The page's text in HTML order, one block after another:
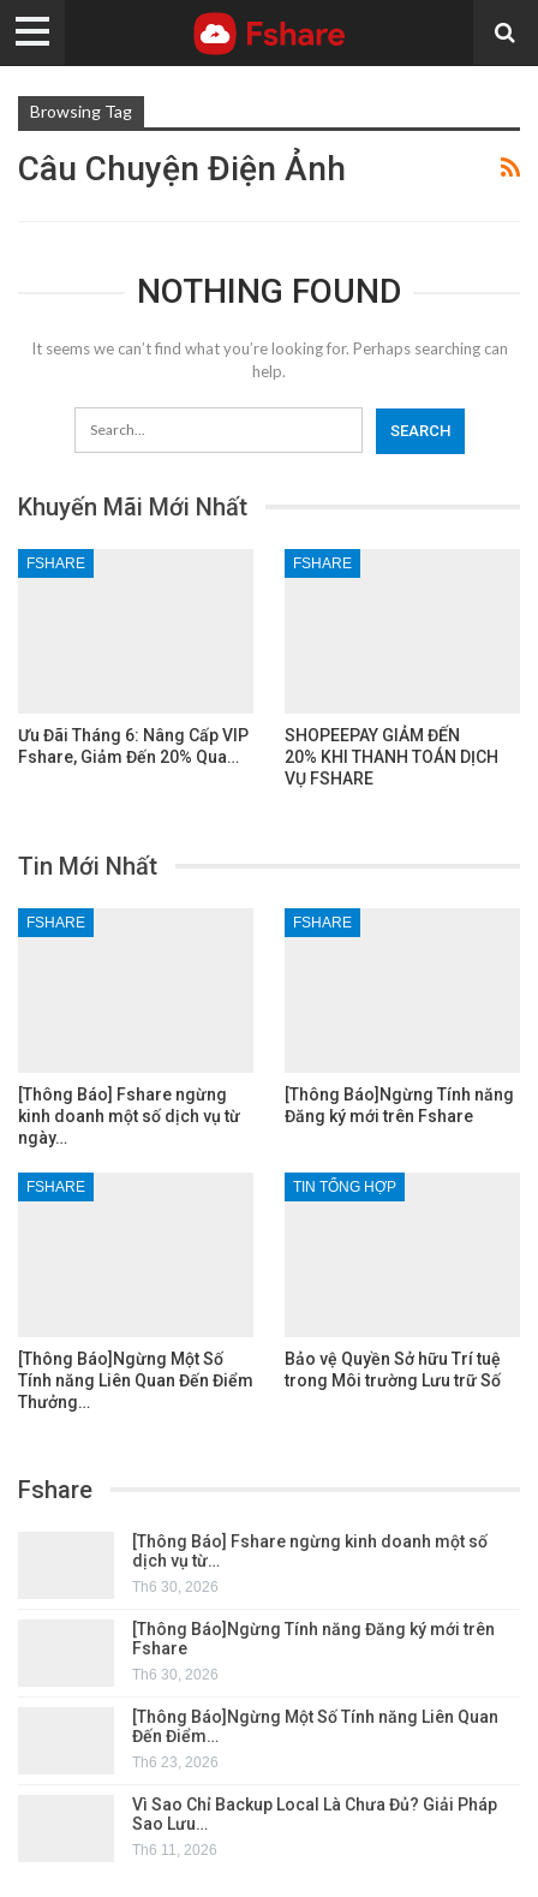
Browsing Tag
Câu Chuyện Điện Ảnh
NOTHING FOUND
It seems we can’t find what you’re looking for. Perhaps searching can
help.
Khuyến Mãi Mới Nhất
FSHARE
Ưu Đãi Tháng 6: Nâng Cấp VIP
Fshare, Giảm Đến 20% Qua…
FSHARE
SHOPEEPAY GIẢM ĐẾN
20% KHI THANH TOÁN DỊCH
VỤ FSHARE
Tin Mới Nhất
FSHARE
[Thông Báo] Fshare ngừng
kinh doanh một số dịch vụ từ
ngày…
FSHARE
[Thông Báo]Ngừng Tính năng
Đăng ký mới trên Fshare
FSHARE
[Thông Báo]Ngừng Một Số
Tính năng Liên Quan Đến Điểm
Thưởng…
TIN TỔNG HỢP
Bảo vệ Quyền Sở hữu Trí tuệ
trong Môi trường Lưu trữ Số
Fshare
[Thông Báo] Fshare ngừng kinh doanh một số
dịch vụ từ…
Th6 30, 2026
[Thông Báo]Ngừng Tính năng Đăng ký mới trên
Fshare
Th6 30, 2026
[Thông Báo]Ngừng Một Số Tính năng Liên Quan
Đến Điểm…
Th6 23, 2026
Vì Sao Chỉ Backup Local Là Chưa Đủ? Giải Pháp
Sao Lưu…
Th6 11, 2026